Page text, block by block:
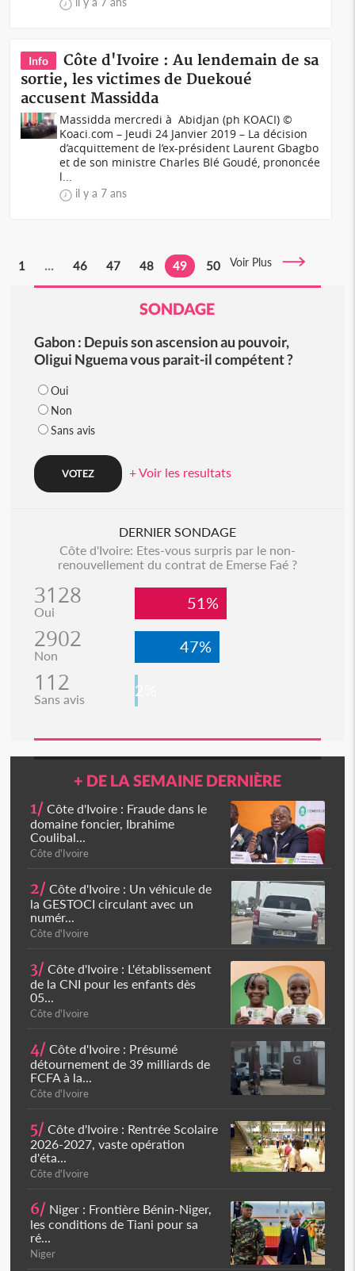
Info
Côte d'Ivoire : Au lendemain de sa
sortie, les victimes de Duekoué
accusent Massidda
Massidda mercredi à Abidjan (ph KOACI) ©
Koaci.com – Jeudi 24 Janvier 2019 – La décision
d’acquittement de l’ex-président Laurent Gbagbo
et de son ministre Charles Blé Goudé, prononcée
l...
il y a 7 ans
1 ... 46 47 48 49 50 Voir Plus
SONDAGE
Gabon : Depuis son ascension au pouvoir,
Oligui Nguema vous parait-il compétent ?
Oui
Non
Sans avis
+ Voir les resultats
DERNIER SONDAGE
Côte d'Ivoire: Etes-vous surpris par le non-
renouvellement du contrat de Emerse Faé ?
3128
Oui 51%
2902
Non 47%
112
Sans avis 2%
+ DE LA SEMAINE DERNIÈRE
1/ Côte d'Ivoire : Fraude dans le
domaine foncier, Ibrahime
Coulibal...
Côte d'Ivoire
2/ Côte d'Ivoire : Un véhicule de
la GESTOCI circulant avec un
numér...
Côte d'Ivoire
3/ Côte d'Ivoire : L'établissement
de la CNI pour les enfants dès
05...
Côte d'Ivoire
4/ Côte d'Ivoire : Présumé
détournement de 39 milliards de
FCFA à la...
Côte d'Ivoire
5/ Côte d'Ivoire : Rentrée Scolaire
2026-2027, vaste opération
d'éta...
Côte d'Ivoire
6/ Niger : Frontière Bénin-Niger,
les conditions de Tiani pour sa
ré...
Niger